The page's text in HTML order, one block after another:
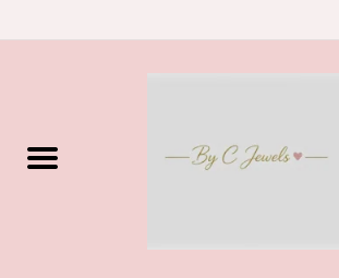
Gegraveerde Sieraden